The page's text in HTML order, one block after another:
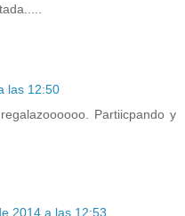
las 12:50
Partiicpando y
2014 a las 12:53